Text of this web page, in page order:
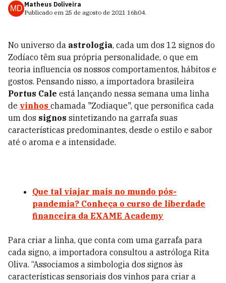
MD Matheus Doliveira
Publicado em 25 de agosto de 2021 16h04.
No universo da astrologia, cada um dos 12 signos do
Zodíaco têm sua própria personalidade, o que em
teoria influencia os nossos comportamentos, hábitos e
gostos. Pensando nisso, a importadora brasileira
Portus Cale está lançando nessa semana uma linha
de vinhos chamada "Zodiaque", que personifica cada
um dos signos sintetizando na garrafa suas
características predominantes, desde o estilo e sabor
até o aroma e a intensidade.
Que tal viajar mais no mundo pós-
pandemia? Conheça o curso de liberdade
financeira da EXAME Academy
Para criar a linha, que conta com uma garrafa para
cada signo, a importadora consultou a astróloga Rita
Oliva. “Associamos a simbologia dos signos às
características sensoriais dos vinhos para criar a